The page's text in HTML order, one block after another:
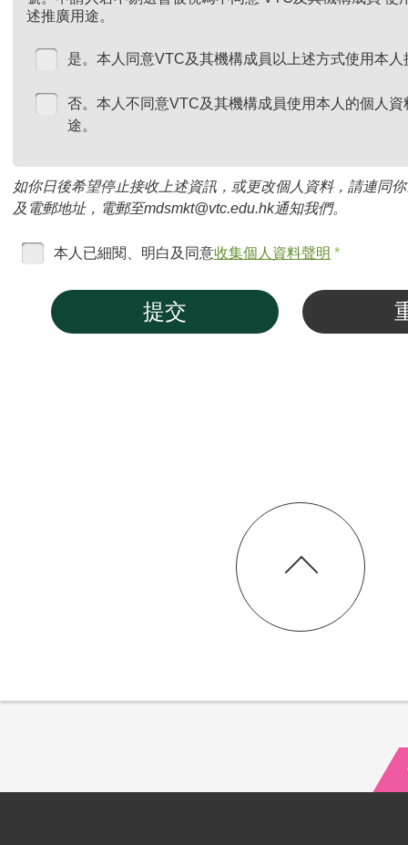
述推廣用途。
是。本人同意VTC及其機構成員以上述方式使用本
否。本人不同意VTC及其機構成員使用本人的個人
途。
如你日後希望停止接收上述資訊，或更改個人資料，請連同
及電郵地址，電郵至mdsmkt@vtc.edu.hk通知我們。
本人已細閱、明白及同意收集個人資料聲明 *
提交